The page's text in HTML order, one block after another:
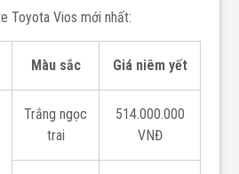
Toyota Vios mới nhất:
Màu sắc Giá niêm yết
Trắng ngọc
trai
514.000.000
VNĐ